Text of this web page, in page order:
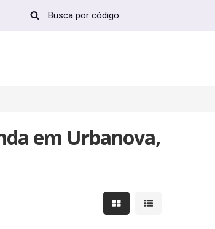
em Urbanova,
Mostrar resultados em
Mostrar